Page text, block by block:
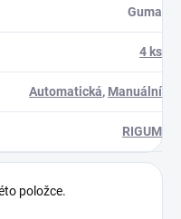
Guma
4 ks
Automatická, Manuální
RIGUM
položce.